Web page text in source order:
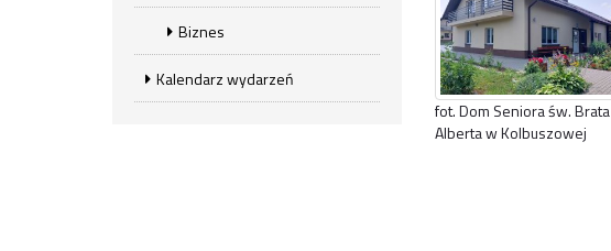
Biznes
Kalendarz wydarzeń
fot. Dom Seniora św. Brata
Alberta w Kolbuszowej